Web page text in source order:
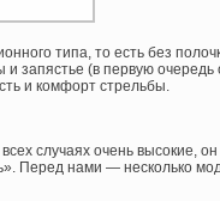
типа, то есть без
запястье (в первую очередь
и комфорт стрельбы.
случаях очень высокие,
Перед нами — несколько